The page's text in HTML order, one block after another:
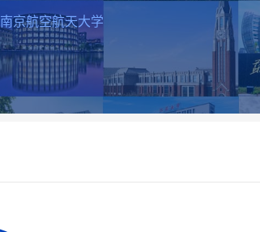
南京航空航天大学